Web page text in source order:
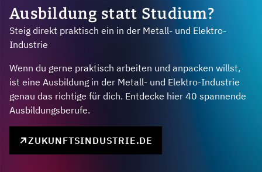
Ausbildung statt Studium?
Steig direkt praktisch ein in der Metall- und Elektro-
Industrie
Wenn du gerne praktisch arbeiten und anpacken willst,
ist eine Ausbildung in der Metall- und Elektro-Industrie
genau das richtige für dich. Entdecke hier 40 spannende
Ausbildungsberufe.
ZUKUNFTSINDUSTRIE.DE